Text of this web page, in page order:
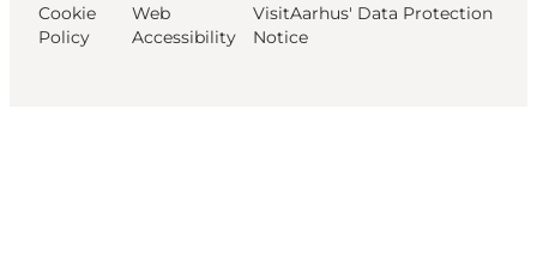
Cookie
Policy
Web
Accessibility
VisitAarhus' Data Protection
Notice